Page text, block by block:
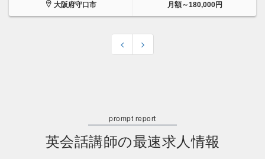
大阪府守口市 月額～180,000円
英会話講師の最速求人情報